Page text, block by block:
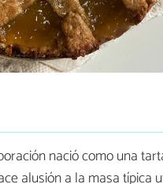
nació como una
alusión a la masa típica